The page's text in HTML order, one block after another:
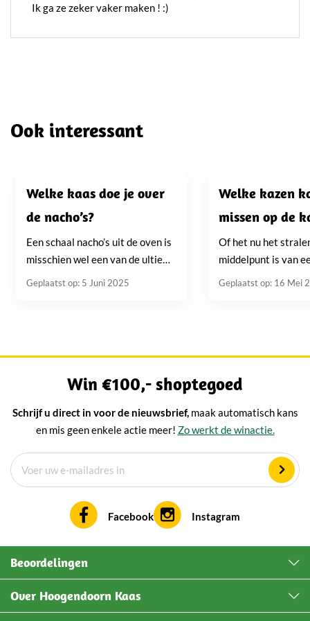
standaard supermarktselectie.
Ik ga ze zeker vaker maken ! :)
Ook interessant
Welke kaas doe je over
de nacho’s?
Een schaal nacho’s uit de oven is
misschien wel een van de ultieme
comfort snacks: warm,
Geplaatst op: 5 Juni 2025
Welke kazen
missen op de
Of het nu het
middelpunt is van
borrel, het
Geplaatst op: 16 Mei
Win €100,- shoptegoed
Schrijf u direct in voor de nieuwsbrief, maak automatisch kans
en mis geen enkele actie meer! Zo werkt de winactie.
Facebook Instagram
Beoordelingen
Over Hoogendoorn Kaas